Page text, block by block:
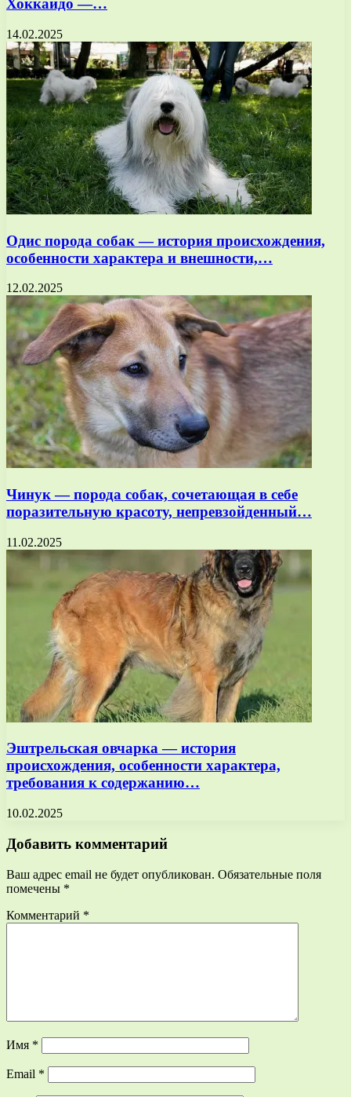
Хоккайдо —…
14.02.2025
Одис порода собак — история происхождения,
особенности характера и внешности,…
12.02.2025
Чинук — порода собак, сочетающая в себе
поразительную красоту, непревзойденный…
11.02.2025
Эштрельская овчарка — история
происхождения, особенности характера,
требования к содержанию…
10.02.2025
Добавить комментарий
Ваш адрес email не будет опубликован. Обязательные поля
помечены *
Комментарий *
Имя *
Email *